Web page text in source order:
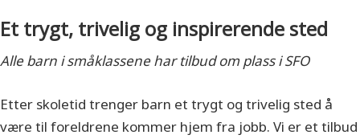
Et trygt, trivelig og inspirerende sted
Alle barn i småklassene har tilbud om plass i SFO
Etter skoletid trenger barn et trygt og trivelig sted å
være til foreldrene kommer hjem fra jobb. Vi er et tilbud